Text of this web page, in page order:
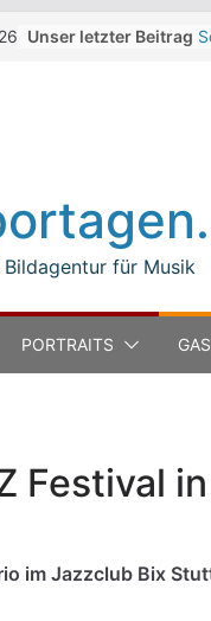
Unser letzter Beitrag
für Musik
PORTRAITS
Festival
im Jazzclub Bix